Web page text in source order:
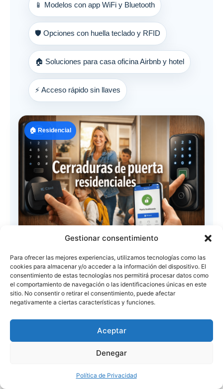
Gestionar consentimiento
Para ofrecer las mejores experiencias, utilizamos tecnologías como las
cookies para almacenar y/o acceder a la información del dispositivo. El
consentimiento de estas tecnologías nos permitirá procesar datos como
el comportamiento de navegación o las identificaciones únicas en este
sitio. No consentir o retirar el consentimiento, puede afectar
negativamente a ciertas características y funciones.
Aceptar
Denegar
Política de Privacidad
📱 Modelos con app WiFi y Bluetooth
🛡️ Opciones con huella teclado y RFID
🏠 Soluciones para casa oficina Airbnb y hotel
⚡ Acceso rápido sin llaves
🏠 Residencial
Catálogo de Cerraduras Inteligentes
Residenciales para Consultar y
Comparar
Descubre modelos pensados para casa y
funciones conectividad y precio. Es la forma
tradicional a una entrada segura sin llaves.
Compara huella teclado tarjeta y app en un